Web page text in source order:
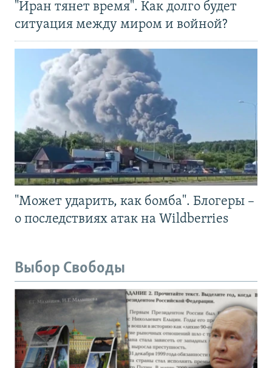
"Иран тянет время". Как долго будет
ситуация между миром и войной?
"Может ударить, как бомба". Блогеры –
о последствиях атак на Wildberries
Выбор Свободы